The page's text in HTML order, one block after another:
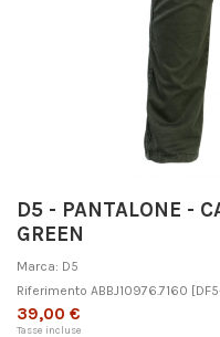
D5 - PANTALONE -
GREEN
Marca: D5
Riferimento ABBJ10976.7160
39,00 €
Tasse incluse